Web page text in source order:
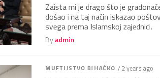
Zaista mi je drago što je
došao i na taj način iskazao
svega prema Islamskoj zajednici.
Byadmin
MUFTIJSTVO BIHAĆKO / 2 years ago